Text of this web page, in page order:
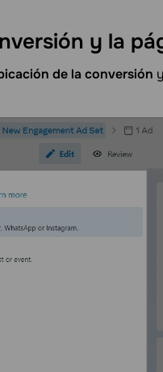
y la
de la conversión y